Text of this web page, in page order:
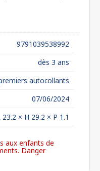
9791039538992
dès 3 ans
autocollants
07/06/2024
23.2 × H 29.2 × P 1.1
aux enfants de
Danger